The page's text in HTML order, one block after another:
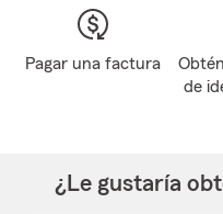
Pagar una factura
de
¿Le gustaría